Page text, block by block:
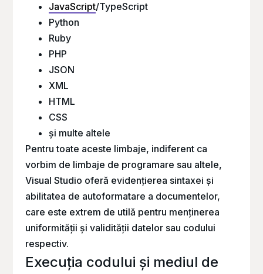
JavaScript/TypeScript
Python
Ruby
PHP
JSON
XML
HTML
CSS
și multe altele
Pentru toate aceste limbaje, indiferent ca
vorbim de limbaje de programare sau altele,
Visual Studio oferă evidențierea sintaxei și
abilitatea de autoformatare a documentelor,
care este extrem de utilă pentru menținerea
uniformității și validității datelor sau codului
respectiv.
Execuția codului și mediul de